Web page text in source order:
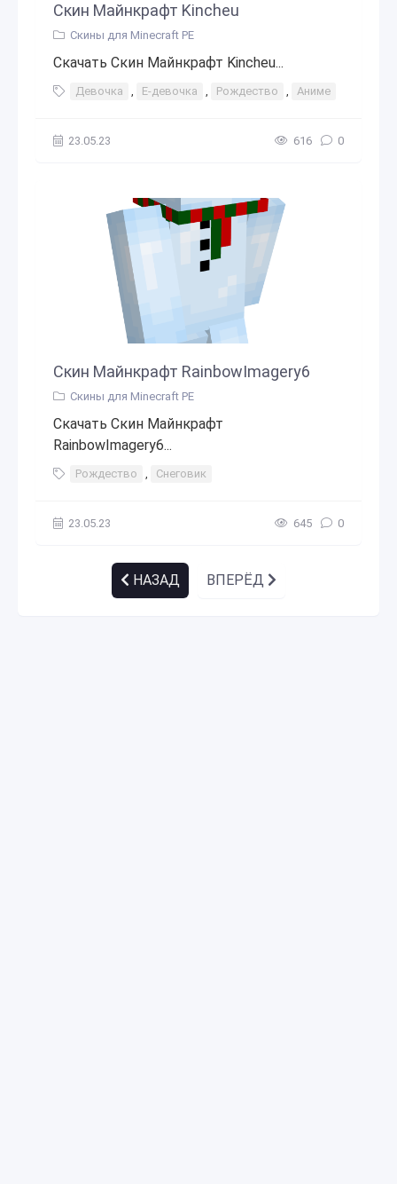
Скин Майнкрафт Kincheu
Скины для Minecraft PE
Скачать Скин Майнкрафт Kincheu...
Девочка , Е-девочка , Рождество , Аниме
23.05.23 616 0
Скин Майнкрафт RainbowImagery6
Скины для Minecraft PE
Скачать Скин Майнкрафт
RainbowImagery6...
Рождество , Снеговик
23.05.23 645 0
НАЗАД ВПЕРЁД